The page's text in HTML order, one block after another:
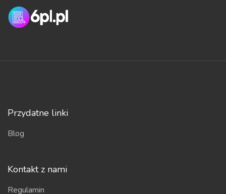
Przydatne linki
Blog
Kontakt z nami
Regulamin